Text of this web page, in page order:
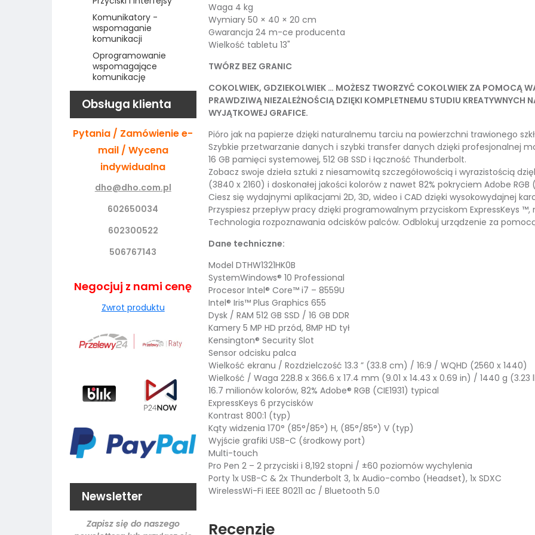
Waga 4 kg
Wymiary 50 × 40 × 20 cm
Gwarancja 24 m-ce producenta
Wielkość tabletu 13"
TWÓRZ BEZ GRANIC
COKOLWIEK, GDZIEKOLWIEK … MOŻESZ TWORZYĆ COKOLWIEK ZA POMOCĄ
PRAWDZIWĄ NIEZALEŻNOŚCIĄ DZIĘKI KOMPLETNEMU STUDIU KREATYWNYCH
WYJĄTKOWEJ GRAFICE.
Pióro jak na papierze dzięki naturalnemu tarciu na powierzchni trawionego
Szybkie przetwarzanie danych i szybki transfer danych dzięki profesjonalnej
16 GB pamięci systemowej, 512 GB SSD i łączność Thunderbolt.
Zobacz swoje dzieła sztuki z niesamowitą szczegółowością i wyrazistością
(3840 x 2160) i doskonałej jakości kolorów z nawet 82% pokryciem Adobe RGB
Ciesz się wydajnymi aplikacjami 2D, 3D, wideo i CAD dzięki wysokowydajnej
Przyspiesz przepływ pracy dzięki programowalnym przyciskom ExpressKeys
Technologia rozpoznawania odcisków palców. Odblokuj urządzenie za
Dane techniczne:
Model DTHW1321HK0B
SystemWindows® 10 Professional
Procesor Intel® Core™ i7 – 8559U
Intel® Iris™ Plus Graphics 655
Dysk / RAM 512 GB SSD / 16 GB DDR
Kamery 5 MP HD przód, 8MP HD tył
Kensington® Security Slot
Sensor odcisku palca
Wielkość ekranu / Rozdzielczość 13.3 ” (33.8 cm) / 16:9 / WQHD (2560 x 1440)
Wielkość / Waga 228.8 x 366.6 x 17.4 mm (9.01 x 14.43 x 0.69 in) / 1440 g (3.23
16.7 milionów kolorów, 82% Adobe® RGB (CIE1931) typical
ExpressKeys 6 przycisków
Kontrast 800:1 (typ)
Kąty widzenia 170° (85°/85°) H, (85°/85°) V (typ)
Wyjście grafiki USB-C (środkowy port)
Multi-touch
Pro Pen 2 – 2 przyciski i 8,192 stopni / ±60 poziomów wychylenia
Porty 1x USB-C & 2x Thunderbolt 3, 1x Audio-combo (Headset), 1x SDXC
WirelessWi-Fi IEEE 80211 ac / Bluetooth 5.0
Recenzje
Komunikatory -
wspomaganie
komunikacji
Oprogramowanie
wspomagające
komunikację
Obsługa klienta
Pytania / Zamówienie e-
mail / Wycena
indywidualna
dho@dho.com.pl
602650034
602300522
506767143
Negocjuj z nami cenę
Zwrot produktu
Newsletter
Zapisz się do naszego